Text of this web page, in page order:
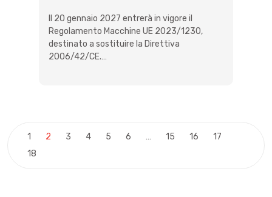
Il 20 gennaio 2027 entrerà in vigore il
Regolamento Macchine UE 2023/1230,
destinato a sostituire la Direttiva
2006/42/CE.…
Paginazione degli
1 2 3 4 5 6 … 15 16
17
18